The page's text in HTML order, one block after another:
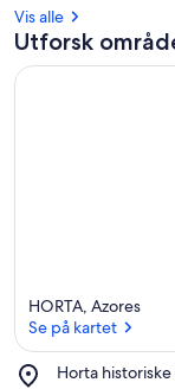
Vis alle
Utforsk
HORTA, Azores
Se på kartet
Horta
Place,